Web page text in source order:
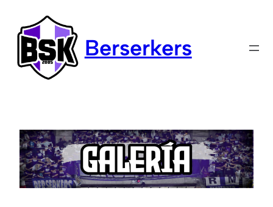
contenido
Berserkers